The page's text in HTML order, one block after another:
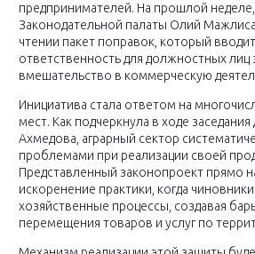
предпринимателей. На прошлой
Законодательной палаты Олий
чтении пакет поправок, который
ответственность для должностных
вмешательство в коммерческую
Инициатива стала ответом на
мест. Как подчеркнула в ходе
Ахмедова, аграрный сектор
проблемами при реализации своей
Представленный законопроект прямо
искоренение практики, когда
хозяйственные процессы, создавая
перемещения товаров и услуг по